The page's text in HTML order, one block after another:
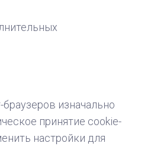
изначально
принятие cookie-
настройки для